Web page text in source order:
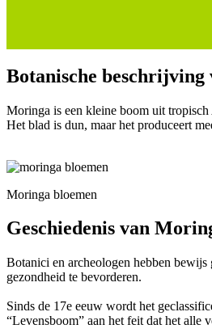
Botanische
Moringa is een kleine boom uit
Het blad is dun, maar het produceert
Moringa bloemen
Geschiedenis van
Botanici en archeologen hebben
gezondheid te bevorderen.
Sinds de 17e eeuw wordt het
“Levensboom” aan het feit dat het alle